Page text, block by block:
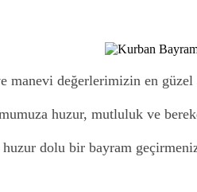
manevi değerlerimizin en
huzur, mutluluk ve
dolu bir bayram